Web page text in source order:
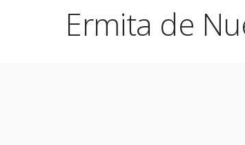
Ermita de